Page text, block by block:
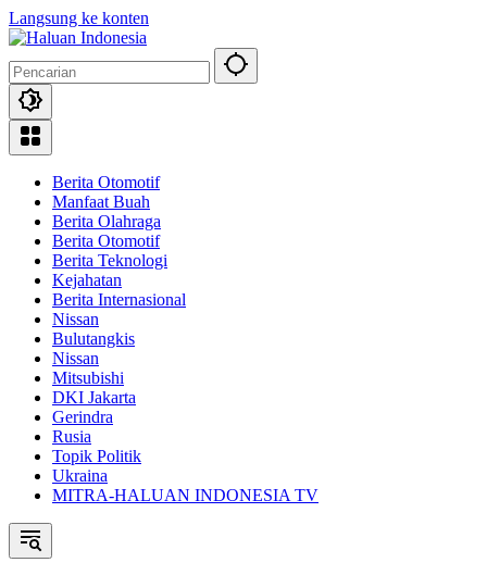
Langsung ke konten
Berita Otomotif
Manfaat Buah
Berita Olahraga
Berita Otomotif
Berita Teknologi
Kejahatan
Berita Internasional
Nissan
Bulutangkis
Nissan
Mitsubishi
DKI Jakarta
Gerindra
Rusia
Topik Politik
Ukraina
MITRA-HALUAN INDONESIA TV